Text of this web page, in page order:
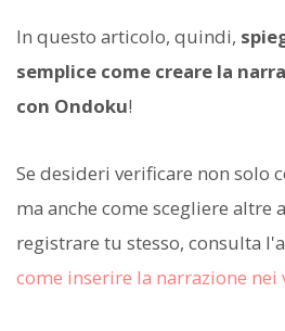
In questo articolo, quindi,
semplice come creare la
con Ondoku!
Se desideri verificare non solo
ma anche come scegliere altre
registrare tu stesso, consulta
come inserire la narrazione nei